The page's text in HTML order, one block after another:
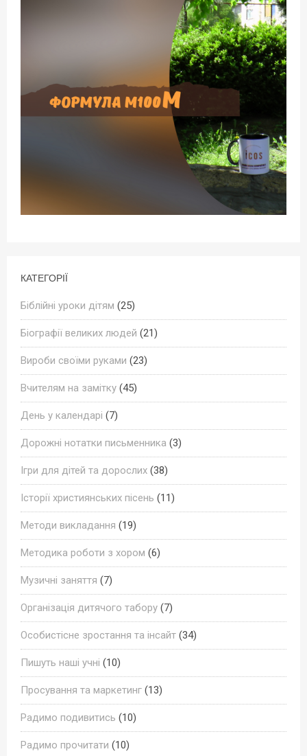
КАТЕГОРІЇ
Біблійні уроки дітям (25)
Біографії великих людей (21)
Вироби своїми руками (23)
Вчителям на замітку (45)
День у календарі (7)
Дорожні нотатки письменника (3)
Ігри для дітей та дорослих (38)
Історії християнських пісень (11)
Методи викладання (19)
Методика роботи з хором (6)
Музичні заняття (7)
Організація дитячого табору (7)
Особистісне зростання та інсайт (34)
Пишуть наші учні (10)
Просування та маркетинг (13)
Радимо подивитись (10)
Радимо прочитати (10)